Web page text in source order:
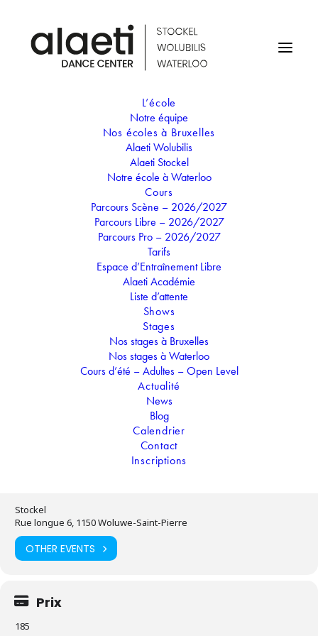
L’école
Notre équipe
Nos écoles à Bruxelles
Alaeti Wolubilis
Alaeti Stockel
Notre école à Waterloo
Cours
Parcours Scène – 2026/2027
Parcours Libre – 2026/2027
Parcours Pro – 2026/2027
Tarifs
Espace d’Entraînement Libre
Alaeti Académie
Liste d’attente
Shows
Stages
Nos stages à Bruxelles
Nos stages à Waterloo
Cours d’été – Adultes – Open Level
Actualité
News
Blog
Calendrier
Contact
Inscriptions
STAGE D'ETÉ - «DANSE-
DESSIN» 7-10 ANS
(STOCKEL)
STAGE D'ETÉ - «DANSE-DESSIN»
7-10 ANS (STOCKEL)
Vous danserez le matin et créerez des mandalas
l'après-midi, apprendrez à dessiner des
personnages de dessins animés et de Disney, le tout
rempli de mille couleurs !
(Toute la journée)
Stockel
Rue longue 6, 1150 Woluwe-Saint-Pierre
OTHER EVENTS
Prix
185